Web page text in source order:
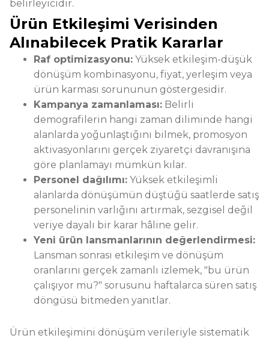
belirleyicidir.
Ürün Etkileşimi Verisinden
Alınabilecek Pratik Kararlar
Raf optimizasyonu: Yüksek etkileşim-düşük
dönüşüm kombinasyonu, fiyat, yerleşim veya
ürün karması sorununun göstergesidir.
Kampanya zamanlaması: Belirli
demografilerin hangi zaman diliminde hangi
alanlarda yoğunlaştığını bilmek, promosyon
aktivasyonlarını gerçek ziyaretçi davranışına
göre planlamayı mümkün kılar.
Personel dağılımı: Yüksek etkileşimli
alanlarda dönüşümün düştüğü saatlerde satış
personelinin varlığını artırmak, sezgisel değil
veriye dayalı bir karar hâline gelir.
Yeni ürün lansmanlarının değerlendirmesi:
Lansman sonrası etkileşim ve dönüşüm
oranlarını gerçek zamanlı izlemek, "bu ürün
çalışıyor mu?" sorusunu haftalarca süren satış
döngüsü bitmeden yanıtlar.
Ürün etkileşimini dönüşüm verileriyle sistematik